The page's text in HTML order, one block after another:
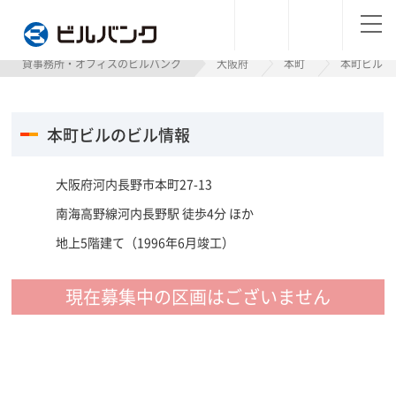
貸事務所・オフィスのビルバンク 大阪府 本町 本町ビル
本町ビルのビル情報
大阪府河内長野市本町27-13
南海高野線河内長野駅 徒歩4分 ほか
地上5階建て（1996年6月竣工）
現在募集中の区画はございません